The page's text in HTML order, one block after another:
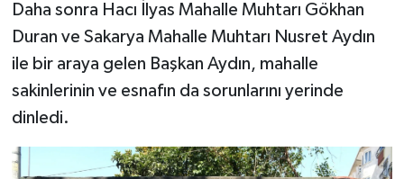
Daha sonra Hacı İlyas Mahalle Muhtarı Gökhan
Duran ve Sakarya Mahalle Muhtarı Nusret Aydın
ile bir araya gelen Başkan Aydın, mahalle
sakinlerinin ve esnafın da sorunlarını yerinde
dinledi.